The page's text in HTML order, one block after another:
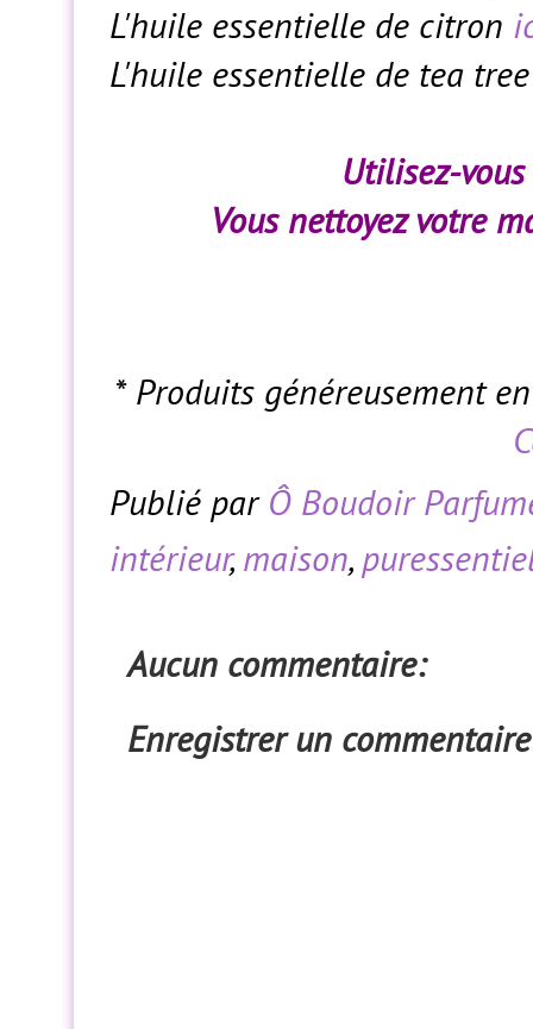
L'huile essentielle de citron
L'huile essentielle de tea
Utilisez-
Vous nettoyez votre
* Produits généreusement
Publié par Ô Boudoir
intérieur,maison,
Aucun commentaire:
Enregistrer un commentaire